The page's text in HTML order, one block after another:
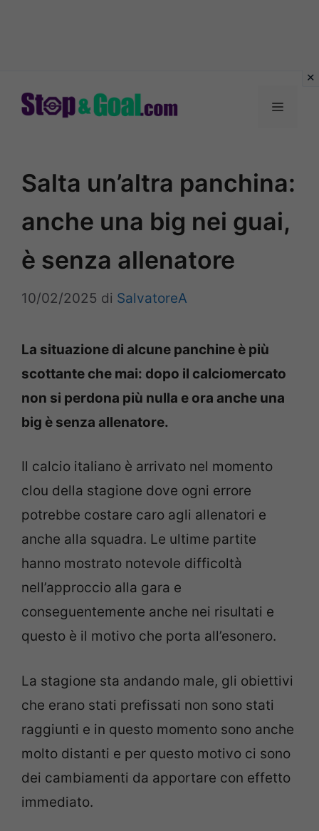
Menu
Salta un’altra panchina:
anche una big nei guai,
è senza allenatore
10/02/2025 di SalvatoreA
La situazione di alcune panchine è più
scottante che mai: dopo il calciomercato
non si perdona più nulla e ora anche una
big è senza allenatore.
Il calcio italiano è arrivato nel momento
clou della stagione dove ogni errore
potrebbe costare caro agli allenatori e
anche alla squadra. Le ultime partite
hanno mostrato notevole difficoltà
nell’approccio alla gara e
conseguentemente anche nei risultati e
questo è il motivo che porta all’esonero.
La stagione sta andando male, gli obiettivi
che erano stati prefissati non sono stati
raggiunti e in questo momento sono anche
molto distanti e per questo motivo ci sono
dei cambiamenti da apportare con effetto
immediato.